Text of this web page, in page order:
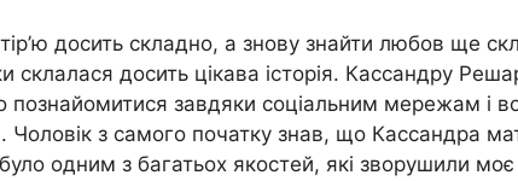
досить складно, а знову знайти любов ще
склалася досить цікава історія. Кассандру
познайомитися завдяки соціальним мережам і
Чоловік з самого початку знав, що Кассандра
одним з багатьох якостей, які зворушили